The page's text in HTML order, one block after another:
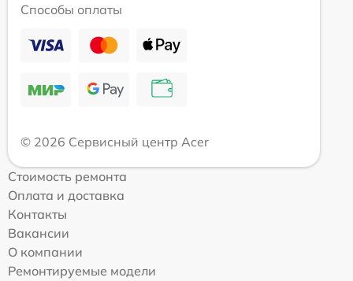
Способы оплаты
© 2026 Сервисный центр Acer
Стоимость ремонта
Оплата и доставка
Контакты
Вакансии
О компании
Ремонтируемые модели